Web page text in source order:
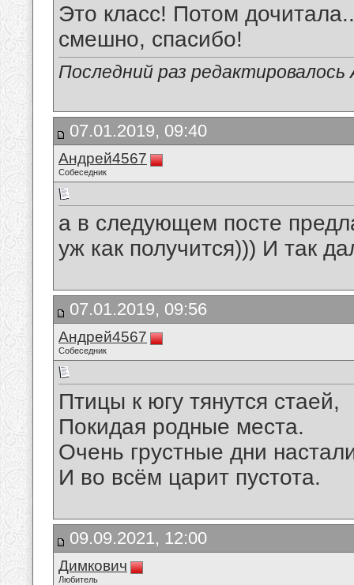
Это класс! Потом
смешно, спасибо!
Последний раз
07.01.2019, 09:40
Андрей4567
Собеседник
а в следующем посте
уж как получится))) И так
07.01.2019, 09:56
Андрей4567
Собеседник
Птицы к югу тянутся стаей,
Покидая родные места.
Очень грустные дни
И во всём царит пустота.
09.09.2021, 12:00
Димкович
Любитель